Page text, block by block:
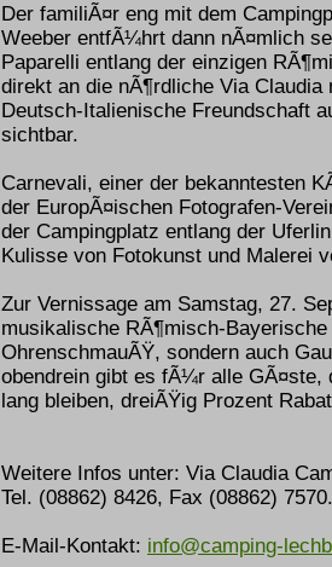
Der familiÃ¤r eng mit dem
Weeber entfÃ¼hrt dann nÃ¤mlich
Paparelli entlang der einzigen
direkt an die nÃ¶rdliche Via
Deutsch-Italienische Freundschaft
sichtbar.
Carnevali, einer der bekanntesten
der EuropÃ¤ischen Fotografen-
der Campingplatz entlang der
Kulisse von Fotokunst und Malerei
Zur Vernissage am Samstag, 27.
musikalische RÃ¶misch-
OhrenschmauÃŸ, sondern auch
obendrein gibt es fÃ¼r alle GÃ¤ste,
lang bleiben, dreiÃŸig Prozent
Weitere Infos unter: Via Claudia
Tel. (08862) 8426, Fax (08862) 7570.
E-Mail-Kontakt: info@camping-